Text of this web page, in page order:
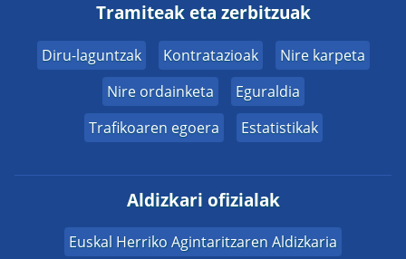
Tramiteak eta zerbitzuak
Diru-laguntzak Kontratazioak
Nire karpeta
Nire ordainketa
Eguraldia
Trafikoaren egoera
Estatistikak
Aldizkari ofizialak
Euskal Herriko Agintaritzaren Aldizkaria